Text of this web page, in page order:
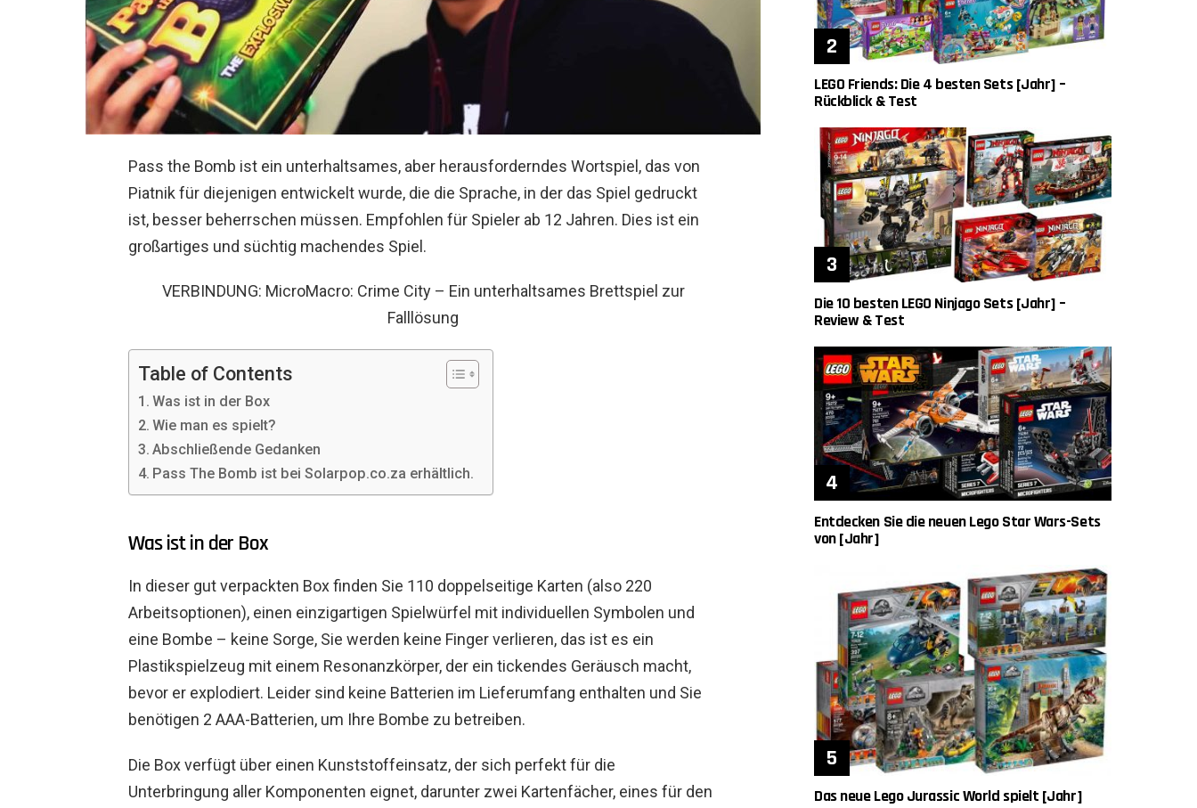
Pass the Bomb ist ein unterhaltsames, aber herausforderndes Wortspiel, das von
Piatnik für diejenigen entwickelt wurde, die die Sprache, in der das Spiel gedruckt
ist, besser beherrschen müssen. Empfohlen für Spieler ab 12 Jahren. Dies ist ein
großartiges und süchtig machendes Spiel.
VERBINDUNG: MicroMacro: Crime City – Ein unterhaltsames Brettspiel zur
Falllösung
Table of Contents
Was ist in der Box
Wie man es spielt?
Abschließende Gedanken
Pass The Bomb ist bei Solarpop.co.za erhältlich.
Was ist in der Box
In dieser gut verpackten Box finden Sie 110 doppelseitige Karten (also 220
Arbeitsoptionen), einen einzigartigen Spielwürfel mit individuellen Symbolen und
eine Bombe – keine Sorge, Sie werden keine Finger verlieren, das ist es ein
Plastikspielzeug mit einem Resonanzkörper, der ein tickendes Geräusch macht,
bevor er explodiert. Leider sind keine Batterien im Lieferumfang enthalten und Sie
benötigen 2 AAA-Batterien, um Ihre Bombe zu betreiben.
Die Box verfügt über einen Kunststoffeinsatz, der sich perfekt für die
Unterbringung aller Komponenten eignet, darunter zwei Kartenfächer, eines für den
LEGO Friends: Die 4 besten Sets [Jahr] –
Rückblick & Test
Die 10 besten LEGO Ninjago Sets [Jahr] –
Review & Test
Entdecken Sie die neuen Lego Star Wars-Sets
von [Jahr]
Das neue Lego Jurassic World spielt [Jahr]